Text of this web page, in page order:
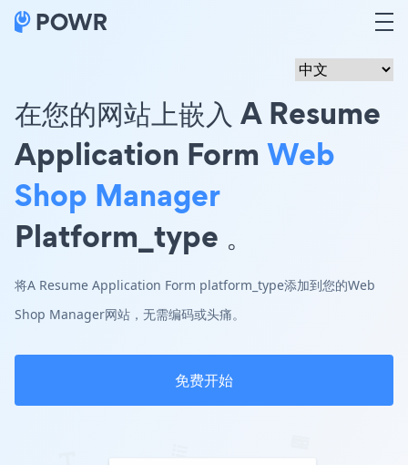
在您的网站上嵌入 A Resume
Application Form Web
Shop Manager
Platform_type 。
将A Resume Application Form platform_type添加到您的Web
Shop Manager网站，无需编码或头痛。
免费开始